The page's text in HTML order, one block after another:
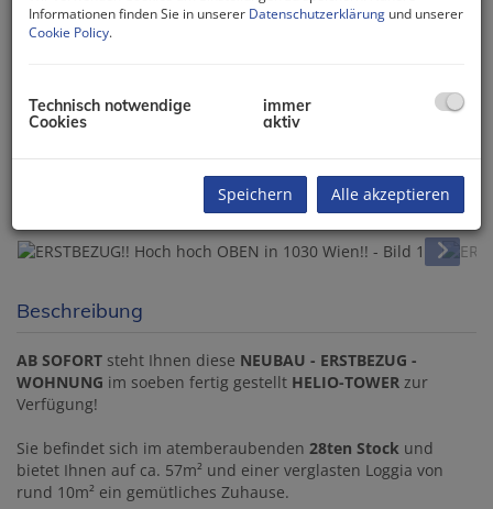
Beschreibung
AB SOFORT steht Ihnen diese NEUBAU - ERSTBEZUG -
WOHNUNG im soeben fertig gestellt HELIO-TOWER zur
Verfügung!
Sie befindet sich im atemberaubenden 28ten Stock und
bietet Ihnen auf ca. 57m² und einer verglasten Loggia von
rund 10m² ein gemütliches Zuhause.
Informationen finden Sie in unserer Datenschutzerklärung und unserer
Cookie Policy.
Technisch notwendige
Cookies
immer
aktiv
Speichern Alle akzeptieren